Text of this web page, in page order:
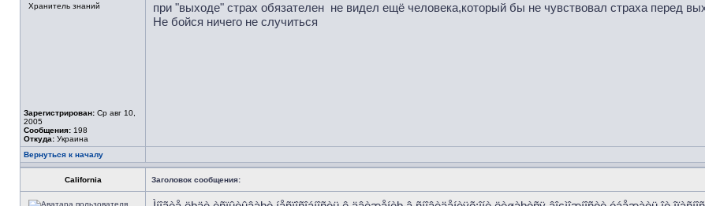
Хранитель знаний
Зарегистрирован: Ср авг 10,
2005
Сообщения: 198
Откуда: Украина
при "выходе" страх обязателен не видел ещё человека,который бы не чувствовал страха перед
Не бойся ничего не случиться
Вернуться к началу
California Заголовок сообщения: